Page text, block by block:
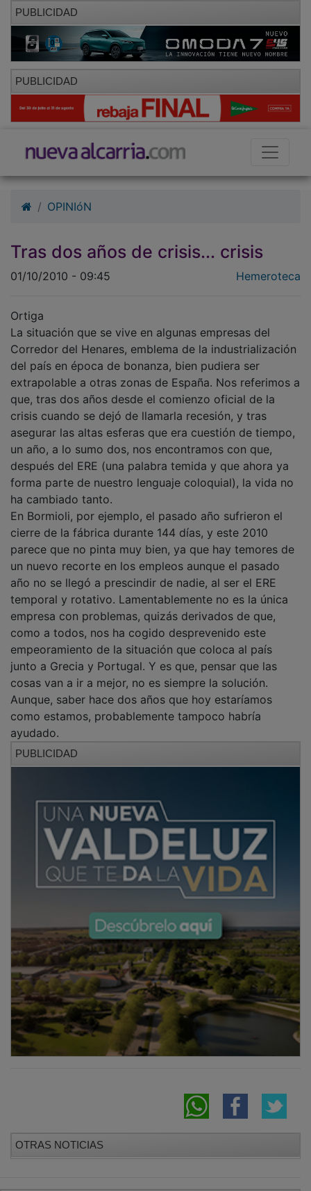
PUBLICIDAD
PUBLICIDAD
OPINIóN
Tras dos años de crisis... crisis
01/10/2010 - 09:45 Hemeroteca
Ortiga
La situación que se vive en algunas empresas del
Corredor del Henares, emblema de la industrialización
del país en época de bonanza, bien pudiera ser
extrapolable a otras zonas de España. Nos referimos a
que, tras dos años desde el comienzo oficial de la
crisis cuando se dejó de llamarla recesión, y tras
asegurar las altas esferas que era cuestión de tiempo,
un año, a lo sumo dos, nos encontramos con que,
después del ERE (una palabra temida y que ahora ya
forma parte de nuestro lenguaje coloquial), la vida no
ha cambiado tanto.
En Bormioli, por ejemplo, el pasado año sufrieron el
cierre de la fábrica durante 144 días, y este 2010
parece que no pinta muy bien, ya que hay temores de
un nuevo recorte en los empleos aunque el pasado
año no se llegó a prescindir de nadie, al ser el ERE
temporal y rotativo. Lamentablemente no es la única
empresa con problemas, quizás derivados de que,
como a todos, nos ha cogido desprevenido este
empeoramiento de la situación que coloca al país
junto a Grecia y Portugal. Y es que, pensar que las
cosas van a ir a mejor, no es siempre la solución.
Aunque, saber hace dos años que hoy estaríamos
como estamos, probablemente tampoco habría
ayudado.
PUBLICIDAD
OTRAS NOTICIAS